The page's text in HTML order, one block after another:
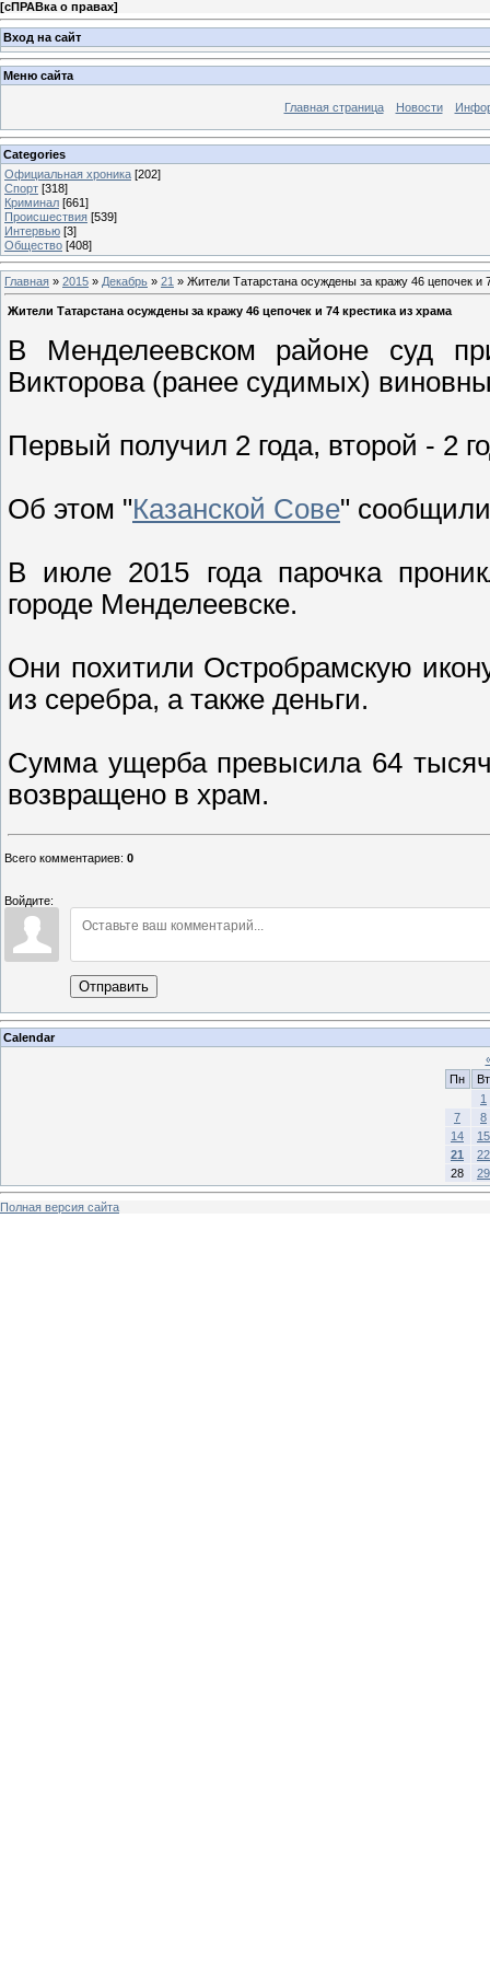
[сПРАВка о правах]
Вход на сайт
Меню сайта
Главная страница Новости
Categories
Официальная хроника [202]
Спорт [318]
Криминал [661]
Происшествия [539]
Интервью [3]
Общество [408]
Главная » 2015 » Декабрь » 21 » Жители Татарстана осуждены за кражу 46 цепочек и
Жители Татарстана осуждены за кражу 46 цепочек и 74 крестика из храма
В Менделеевском районе суд
Викторова (ранее судимых)
Первый получил 2 года, второй - 2
Об этом "Казанской Сове" сообщили
В июле 2015 года парочка
городе Менделеевске.
Они похитили Остробрамскую
из серебра, а также деньги.
Сумма ущерба превысила 64
возвращено в храм.
Всего комментариев: 0
Войдите:
Отправить
Calendar
Пн
Вт
1
7
8
14
15
21
22
28
29
Полная версия сайта